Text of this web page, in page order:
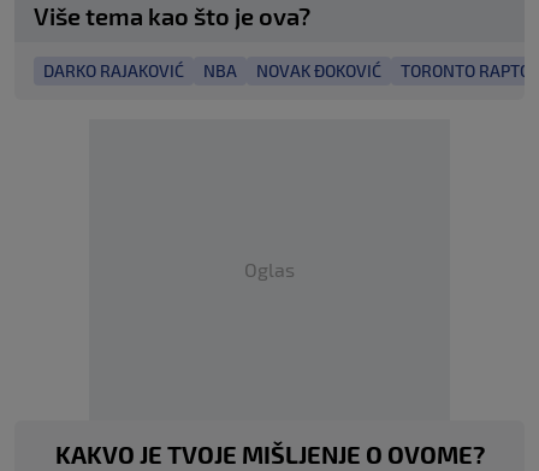
Više tema kao što je ova?
DARKO RAJAKOVIĆ NBA NOVAK ĐOKOVIĆ TORONTO
Oglas
KAKVO JE TVOJE MIŠLJENJE O OVOME?